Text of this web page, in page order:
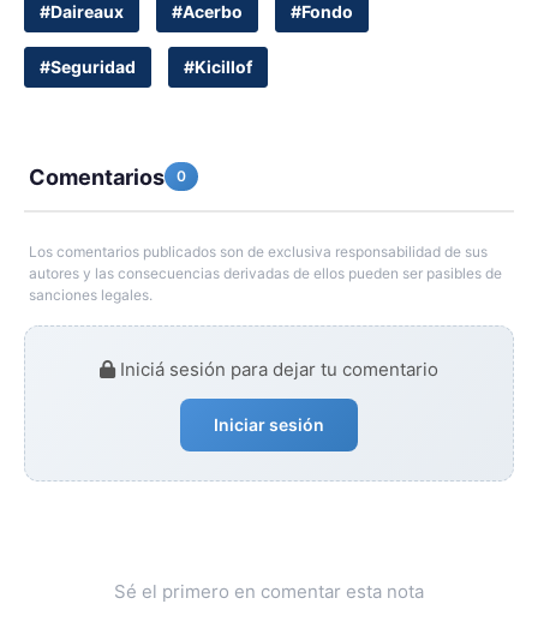
#Daireaux #Acerbo #Fondo
#Seguridad #Kicillof
Comentarios 0
Los comentarios publicados son de exclusiva responsabilidad de sus
autores y las consecuencias derivadas de ellos pueden ser pasibles de
sanciones legales.
Iniciá sesión para dejar tu comentario
Iniciar sesión
Sé el primero en comentar esta nota